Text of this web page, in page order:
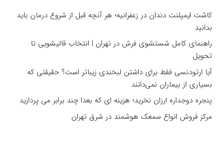
کاشت ایمپلنت دندان در زعفرانیه؛ هر آنچه قبل از شروع درمان باید
بدانید
راهنمای کامل شستشوی فرش در تهران | انتخاب قالیشویی تا
تحویل
آیا ارتودنسی فقط برای داشتن لبخندی زیباتر است؟ حقیقتی که
بسیاری از بیماران نمی‌دانند
پنجره دوجداره ارزان نخرید؛ هزینه ای که بعدا چند برابر می پردازید
مرکز فروش انواع سمعک هوشمند در شرق تهران